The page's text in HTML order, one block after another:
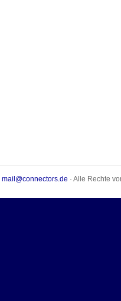
mail@connectors.de · Alle Rechte